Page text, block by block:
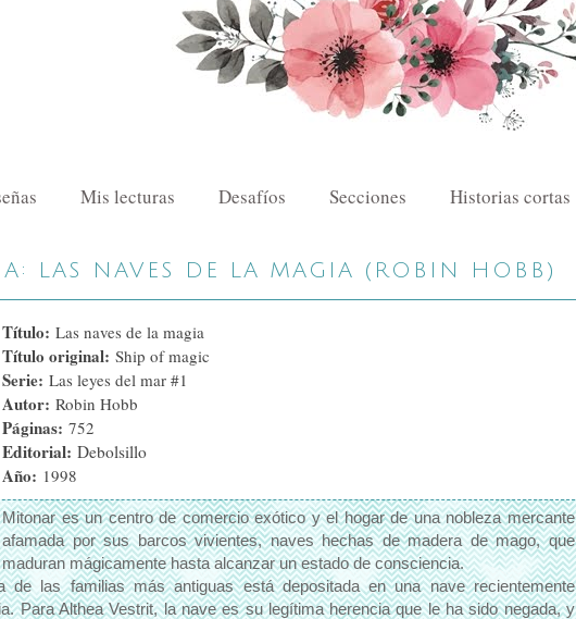
Mis lecturas Desafíos Secciones Historias cortas
LAS NAVES DE LA MAGIA (ROBIN HOBB)
Título: Las naves de la magia
Título original: Ship of magic
Serie: Las leyes del mar #1
Autor: Robin Hobb
Páginas: 752
Editorial: Debolsillo
Año: 1998
Mitonar es un centro de comercio exótico y el hogar de una nobleza mercante
afamada por sus barcos vivientes, naves hechas de madera de mago, que
maduran mágicamente hasta alcanzar un estado de consciencia.
de las familias más antiguas está depositada en una nave recientemente
Para Althea Vestrit, la nave es su legítima herencia que le ha sido negada, y